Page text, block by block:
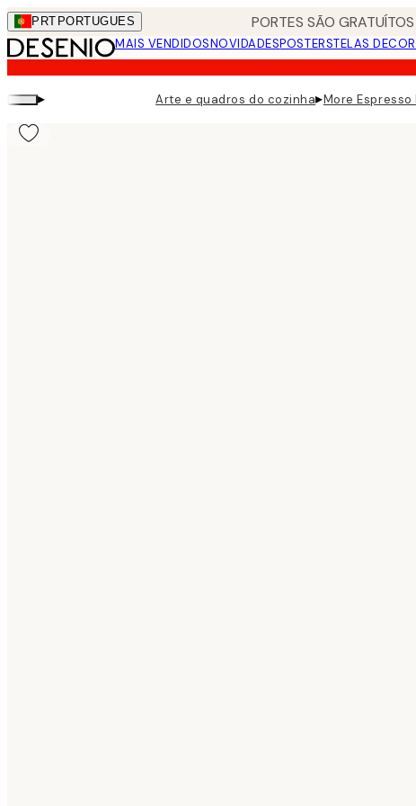
Skip
to
main
content.
PRT PORTUGUES PORTES SÃO
MAIS VENDIDOSNOVIDADESPOSTERSTELAS
▸ Arte e quadros do cozinha▸More Espresso